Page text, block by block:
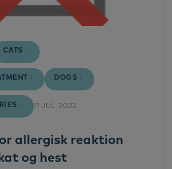
CATS
DOGS
11 JUL. 2022
allergisk reaktion
og hest